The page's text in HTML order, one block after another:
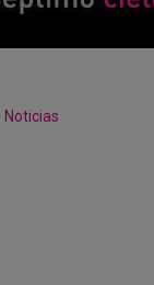
Noticias